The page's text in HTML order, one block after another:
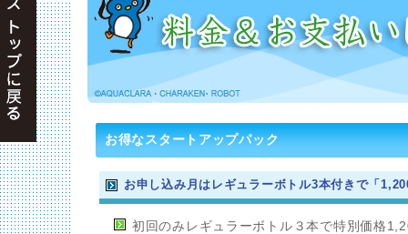
お得なスタートアップパック
お申し込み月はレギュラーボトル3本付きで「
初回のみレギュラーボトル３本で特別価格